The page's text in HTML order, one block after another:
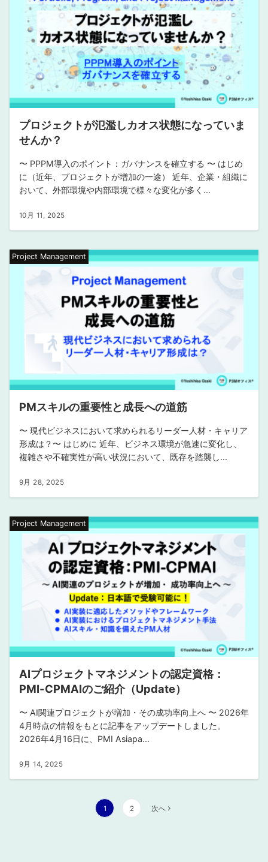
プロジェクトが氾濫しカオス状態になっていま
せんか？
〜 PPPM導入のポイント：ガバナンスを確立する 〜 はじめ
に（近年、プロジェクトが増加の一途） 近年、企業・組織に
おいて、外部環境や内部環境で様々な変化が多く...
10月 11, 2025
Project Management
PMスキルの重要性と成長への道筋
〜 現代ビジネスにおいて求められるリーダー人材・キャリア
形成は？〜 はじめに 近年、ビジネス環境が急速に変化し、
複雑さや不確実性が高い状況において、既存を踏襲し...
9月 28, 2025
Project Management
AIプロジェクトマネジメントの認定資格：
PMI-CPMAIのご紹介（Update）
〜 AI関連プロジェクトが増加・その成功率向上へ 〜 2026年
4月時点の情報をもとに記事をアップデートしました。
2026年4月16日に、PMI Asiapa...
9月 14, 2025
1 2 次へ